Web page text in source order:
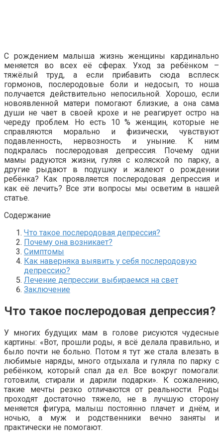
С рождением малыша жизнь женщины кардинально
меняется во всех её сферах. Уход за ребёнком –
тяжёлый труд, а если прибавить сюда всплеск
гормонов, послеродовые боли и недосып, то ноша
получается действительно непосильной. Хорошо, если
новоявленной матери помогают близкие, а она сама
души не чает в своей крохе и не реагирует остро на
череду проблем. Но есть 10 % женщин, которые не
справляются морально и физически, чувствуют
подавленность, нервозность и уныние. К ним
подкралась послеродовая депрессия. Почему одни
мамы радуются жизни, гуляя с коляской по парку, а
другие рыдают в подушку и жалеют о рождении
ребёнка? Как проявляется послеродовая депрессия и
как её лечить? Все эти вопросы мы осветим в нашей
статье.
Содержание
Что такое послеродовая депрессия?
Почему она возникает?
Симптомы
Как наверняка выявить у себя послеродовую
депрессию?
Лечение депрессии: выбираемся на свет
Заключение
Что такое послеродовая депрессия?
У многих будущих мам в голове рисуются чудесные
картины: «Вот, прошли роды, я всё делала правильно, и
было почти не больно. Потом я тут же стала влезать в
любимые наряды, много отдыхала и гуляла по парку с
ребёнком, который спал да ел. Все вокруг помогали:
готовили, стирали и дарили подарки». К сожалению,
такие мечты резко отличаются от реальности. Роды
проходят достаточно тяжело, не в лучшую сторону
меняется фигура, малыш постоянно плачет и днём, и
ночью, а муж и родственники вечно заняты и
практически не помогают.